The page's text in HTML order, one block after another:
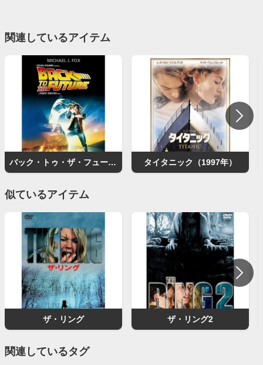
関連しているアイテム
バック・トゥ・ザ・フューチャー タイタニック（1997年）
似ているアイテム
ザ・リング ザ・リング2
関連しているタグ